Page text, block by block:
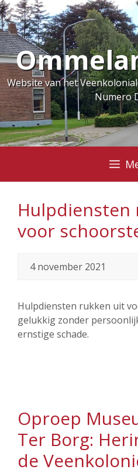
Ga
naar
de
inhoud
Website van het
Numero
Hulpdiensten
voor
4 november 2021
Hulpdiensten rukken uit
gelukkig zonder
ernstige schade.
Oproep
Ter Borg:
de